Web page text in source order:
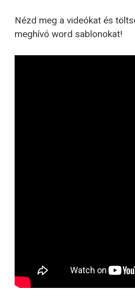
Nézd meg a videókat és
meghívó word sablonokat!